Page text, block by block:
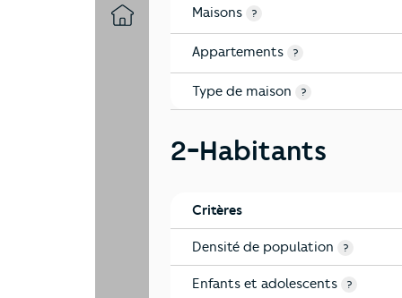
10-Logement
Maisons ?
Appartements ?
Type de maison ?
2-Habitants
Critères
Densité de population ?
Enfants et adolescents ?